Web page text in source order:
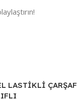
LASTİKLİ ÇARŞAF